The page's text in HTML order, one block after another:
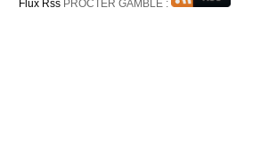
Flux Rss PROCTER GAMBLE :